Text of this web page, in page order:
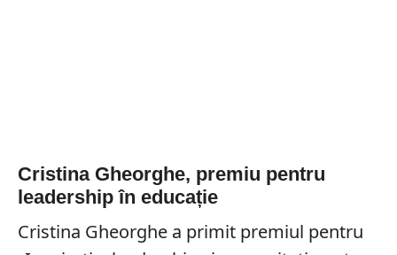
Cristina Gheorghe, premiu pentru
leadership în educație
Cristina Gheorghe a primit premiul pentru